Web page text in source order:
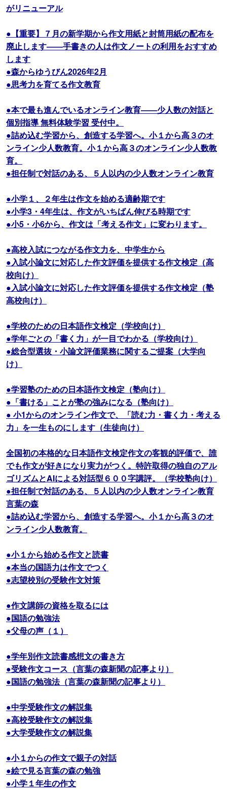
がリニューアル
●【重要】７月の新学期から作文用紙と封筒用紙の配布を
廃止します――手書きの人は作文ノートの利用をおすすめ
します
●森からゆうびん2026年2月
●思考力を育てる作文教育
●本で最も進んでいるオンライン教育――少人数の対話と
個別指導 無料体験学習 受付中。
●詰め込む学習から、創造する学習へ。小１から高３のオ
ンライン少人数教育。小１から高３のオンライン少人数教
育。
●担任制で対話のある、５人以内の少人数オンライン教育
●小学１、２年生は作文を始める適齢期です
●小学3・4年生は、作文がいちばん伸びる時期です
●小5・小6から、作文は「考える作文」に変わります。
●高校入試につながる作文力を、中学生から
●入試小論文に対応した作文評価を提供する作文検定（高
校向け）
●入試小論文に対応した作文評価を提供する作文検定（塾
高校向け）
●学校のための日本語作文検定（学校向け）
●学年ごとの「書く力」が一目でわかる（学校向け）
●総合型選抜・小論文評価業務に関するご提案（大学向
け）
●学習塾のための日本語作文検定（塾向け）
●「書ける」ことが塾の強みになる（塾向け）
● 小1からのオンライン作文で、「読む力・書く力・考える
力」を一生ものにします（生徒向け）
全国初の本格的な日本語作文検定作文の客観的評価で、誰
でも作文が好きになり実力がつく。特許取得の独自のアル
ゴリズムとAIによる対話型６００字講評。（学校塾向け）
●担任制で対話のある、５人以内の少人数オンライン教育
言葉の森
●詰め込む学習から、創造する学習へ。小１から高３のオ
ンライン少人数教育。
●小１から始める作文と読書
●本当の国語力は作文でつく
●志望校別の受験作文対策
●作文講師の資格を取るには
●国語の勉強法
●父母の声（１）
●学年別作文読書感想文の書き方
●受験作文コース（言葉の森新聞の記事より）
●国語の勉強法（言葉の森新聞の記事より）
●中学受験作文の解説集
●高校受験作文の解説集
●大学受験作文の解説集
●小１からの作文で親子の対話
●絵で見る言葉の森の勉強
●小学１年生の作文